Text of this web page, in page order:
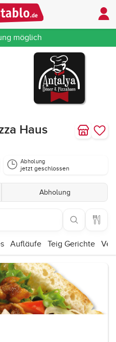
möglich
Haus
Abholung
jetzt geschlossen
Abholung
Aufläufe Teig Gerichte